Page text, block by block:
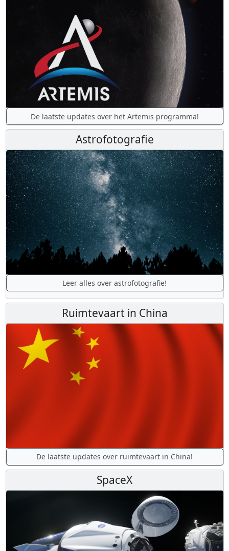
De laatste updates over het Artemis programma!
Astrofotografie
Leer alles over astrofotografie!
Ruimtevaart in China
De laatste updates over ruimtevaart in China!
SpaceX